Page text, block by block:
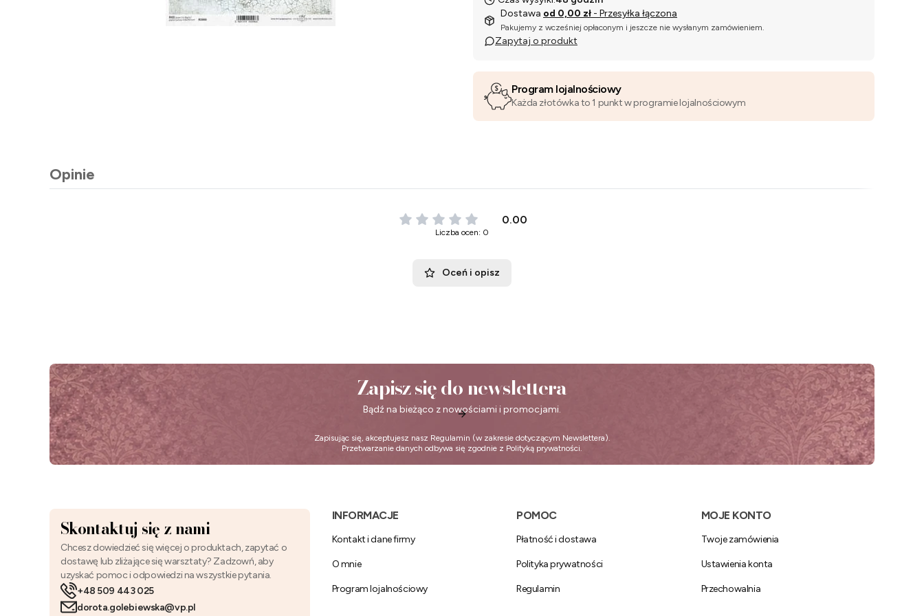
Dostawa od 0,00 zł - Przesyłka łączona
Pakujemy z wcześniej opłaconym i jeszcze nie wysłanym zamówieniem.
Zapytaj o produkt
Program lojalnościowy
Każda złotówka to 1 punkt w programie lojalnościowym
Opinie
0.00
Liczba ocen: 0
Oceń i opisz
Zapisz się do newslettera
Bądź na bieżąco z nowościami i promocjami.
Zapisując się, akceptujesz nasz Regulamin (w zakresie dotyczącym Newslettera).
Przetwarzanie danych odbywa się zgodnie z Polityką prywatności.
Skontaktuj się z nami
Chcesz dowiedzieć się więcej o produktach, zapytać o
dostawę lub zliżające się warsztaty? Zadzowń, aby
uzyskać pomoc i odpowiedzi na wszystkie pytania.
+48 509 443 025
dorota.golebiewska@vp.pl
Linki w stopce
INFORMACJE
Kontakt i dane firmy
O mnie
Program lojalnościowy
POMOC
Płatność i dostawa
Polityka prywatności
Regulamin
MOJE KONTO
Twoje zamówienia
Ustawienia konta
Przechowalnia